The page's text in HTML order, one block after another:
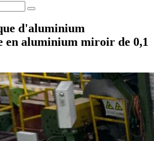
d'aluminium
en aluminium miroir de 0,1